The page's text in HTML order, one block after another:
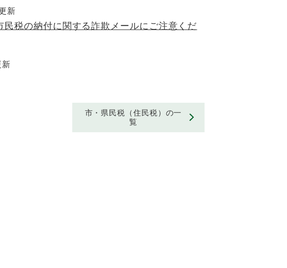
新
民税の納付に関する詐欺メールにご注意くだ
新
市・県民税（住民税）の一
覧